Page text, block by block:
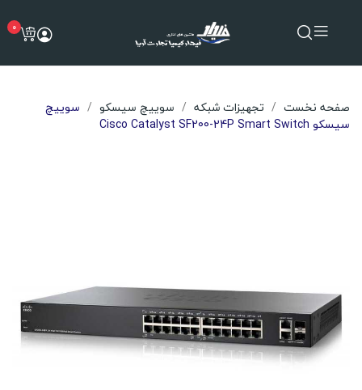
0
صفحه نخست تجهیزات شبکه سوییچ سیسکو
سوییچ
سیسکو Cisco Catalyst SF200-24P Smart Switch